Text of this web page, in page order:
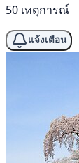
50 เหตุการณ์
แจ้งเตือน